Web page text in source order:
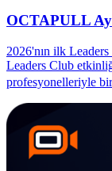
OCTAPULL
2026'nın ilk
Leaders Club
profesyonelleriyle